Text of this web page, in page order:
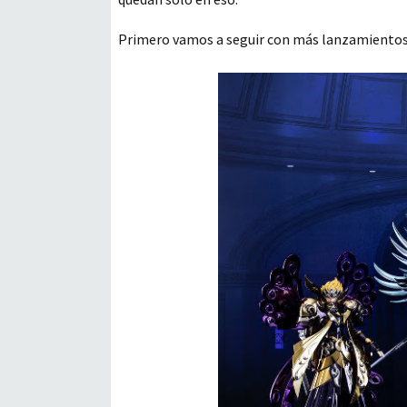
Primero vamos a seguir con más